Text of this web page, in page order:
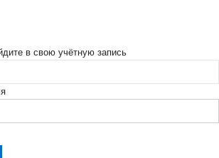
в свою учётную запись